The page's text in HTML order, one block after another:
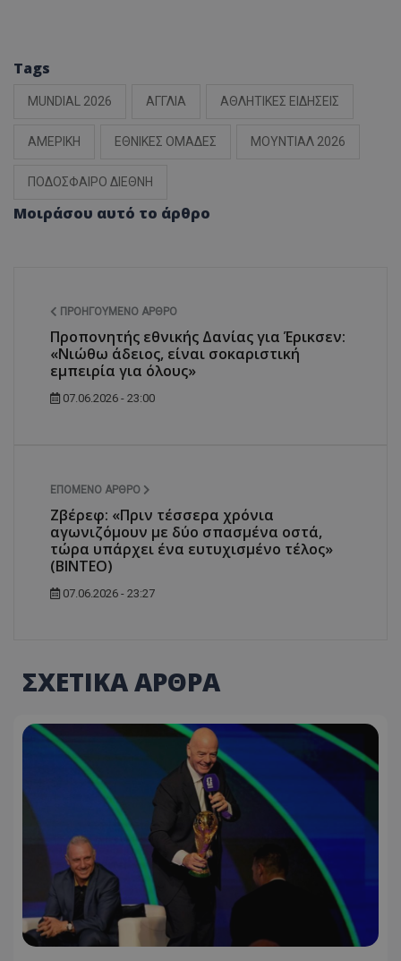
Tags
MUNDIAL 2026 ΑΓΓΛΙΑ ΑΘΛΗΤΙΚΕΣ ΕΙΔΗΣΕΙΣ
ΑΜΕΡΙΚΗ ΕΘΝΙΚΕΣ ΟΜΑΔΕΣ ΜΟΥΝΤΙΑΛ 2026
ΠΟΔΟΣΦΑΙΡΟ ΔΙΕΘΝΗ
Μοιράσου αυτό το άρθρο
ΠΡΟΗΓΟΎΜΕΝΟ ΆΡΘΡΟ
Προπονητής εθνικής Δανίας για Έρικσεν:
«Νιώθω άδειος, είναι σοκαριστική
εμπειρία για όλους»
07.06.2026 - 23:00
ΕΠΌΜΕΝΟ ΆΡΘΡΟ
Ζβέρεφ: «Πριν τέσσερα χρόνια
αγωνιζόμουν με δύο σπασμένα οστά,
τώρα υπάρχει ένα ευτυχισμένο τέλος»
(ΒΙΝΤΕΟ)
07.06.2026 - 23:27
ΣΧΕΤΙΚΑ ΑΡΘΡΑ